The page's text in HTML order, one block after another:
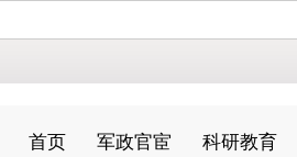
首页 军政官宦 科研教育